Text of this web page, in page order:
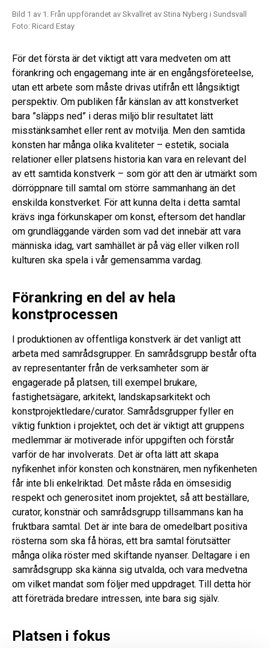
Bild 1 av 1. Från uppförandet av Skvallret av Stina Nyberg i Sundsvall
Foto: Ricard Estay
För det första är det viktigt att vara medveten om att
förankring och engagemang inte är en engångsföreteelse,
utan ett arbete som måste drivas utifrån ett långsiktigt
perspektiv. Om publiken får känslan av att konstverket
bara ”släpps ned” i deras miljö blir resultatet lätt
misstänksamhet eller rent av motvilja. Men den samtida
konsten har många olika kvaliteter – estetik, sociala
relationer eller platsens historia kan vara en relevant del
av ett samtida konstverk – som gör att den är utmärkt som
dörröppnare till samtal om större sammanhang än det
enskilda konstverket. För att kunna delta i detta samtal
krävs inga förkunskaper om konst, eftersom det handlar
om grundläggande värden som vad det innebär att vara
människa idag, vart samhället är på väg eller vilken roll
kulturen ska spela i vår gemensamma vardag.
Förankring en del av hela
konstprocessen
I produktionen av offentliga konstverk är det vanligt att
arbeta med samrådsgrupper. En samrådsgrupp består ofta
av representanter från de verksamheter som är
engagerade på platsen, till exempel brukare,
fastighetsägare, arkitekt, landskapsarkitekt och
konstprojektledare/curator. Samrådsgrupper fyller en
viktig funktion i projektet, och det är viktigt att gruppens
medlemmar är motiverade inför uppgiften och förstår
varför de har involverats. Det är ofta lätt att skapa
nyfikenhet inför konsten och konstnären, men nyfikenheten
får inte bli enkelriktad. Det måste råda en ömsesidig
respekt och generositet inom projektet, så att beställare,
curator, konstnär och samrådsgrupp tillsammans kan ha
fruktbara samtal. Det är inte bara de omedelbart positiva
rösterna som ska få höras, ett bra samtal förutsätter
många olika röster med skiftande nyanser. Deltagare i en
samrådsgrupp ska känna sig utvalda, och vara medvetna
om vilket mandat som följer med uppdraget. Till detta hör
att företräda bredare intressen, inte bara sig själv.
Platsen i fokus